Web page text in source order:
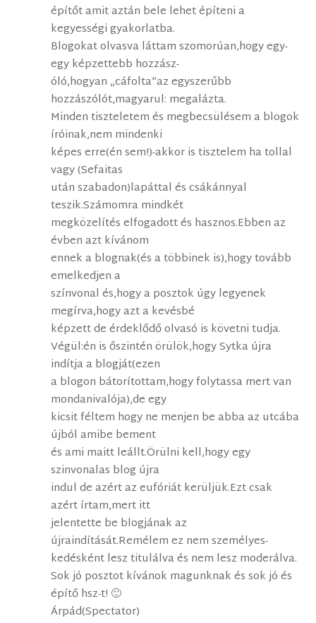
építőt amit aztán bele lehet építeni a
kegyességi gyakorlatba.
Blogokat olvasva láttam szomorúan,hogy egy-
egy képzettebb hozzász-
óló,hogyan „cáfolta”az egyszerűbb
hozzászólót,magyarul: megalázta.
Minden tiszteletem és megbecsülésem a blogok
íróinak,nem mindenki
képes erre(én sem!)-akkor is tisztelem ha tollal
vagy (Sefaitas
után szabadon)lapáttal és csákánnyal
teszik.Számomra mindkét
megközelítés elfogadott és hasznos.Ebben az
évben azt kívánom
ennek a blognak(és a többinek is),hogy tovább
emelkedjen a
színvonal és,hogy a posztok úgy legyenek
megírva,hogy azt a kevésbé
képzett de érdeklődő olvasó is követni tudja.
Végül:én is őszintén örülök,hogy Sytka újra
indítja a blogját(ezen
a blogon bátorítottam,hogy folytassa mert van
mondanivalója),de egy
kicsit féltem hogy ne menjen be abba az utcába
újból amibe bement
és ami maitt leállt.Örülni kell,hogy egy
szinvonalas blog újra
indul de azért az eufóriát kerüljük.Ezt csak
azért írtam,mert itt
jelentette be blogjának az
újraindítását.Remélem ez nem személyes-
kedésként lesz titulálva és nem lesz moderálva.
Sok jó posztot kívánok magunknak és sok jó és
építő hsz-t! 🙂
Árpád(Spectator)